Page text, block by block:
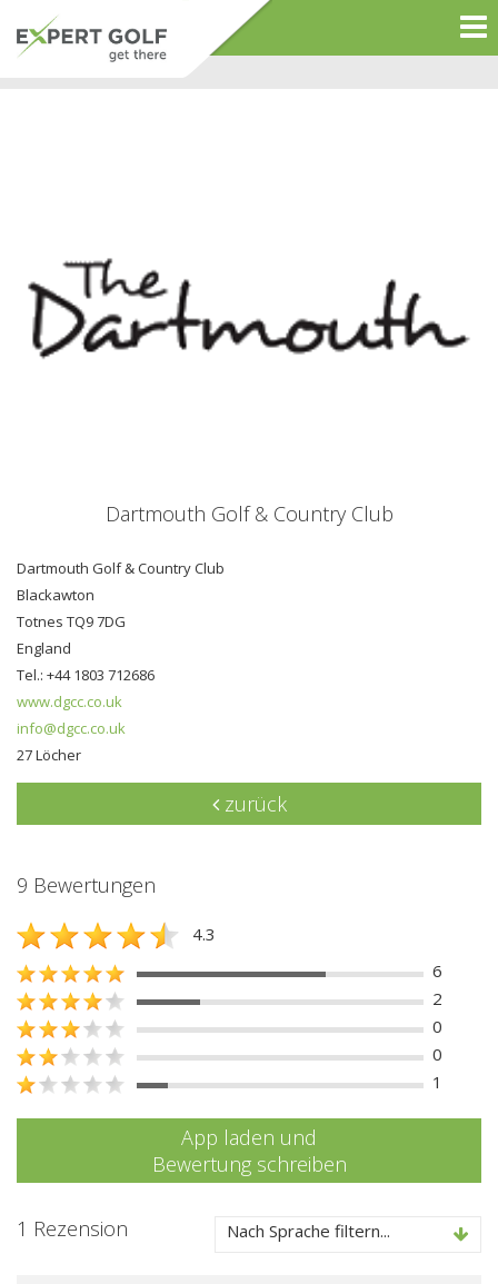
Dartmouth Golf & Country Club
Dartmouth Golf & Country Club
Blackawton
Totnes TQ9 7DG
England
Tel.: +44 1803 712686
www.dgcc.co.uk
info@dgcc.co.uk
27 Löcher
zurück
9 Bewertungen
4.3
6
2
0
0
1
App laden und
Bewertung schreiben
1 Rezension Nach Sprache filtern...